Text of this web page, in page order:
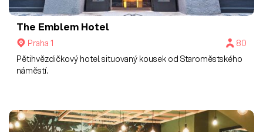
The Emblem Hotel
Praha 1
80
Pětihvězdičkový hotel situovaný kousek od Staroměstského
náměstí.